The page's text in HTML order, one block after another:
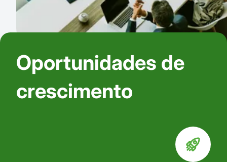
Oportunidades de
crescimento